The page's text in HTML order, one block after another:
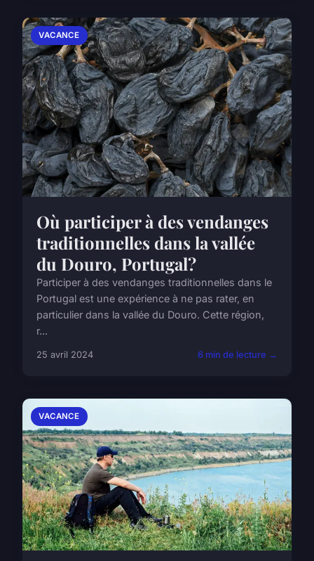
VACANCE
Où participer à des vendanges
traditionnelles dans la vallée
du Douro, Portugal?
Participer à des vendanges traditionnelles dans le
Portugal est une expérience à ne pas rater, en
particulier dans la vallée du Douro. Cette région,
r...
25 avril 2024 6 min de lecture →
VACANCE